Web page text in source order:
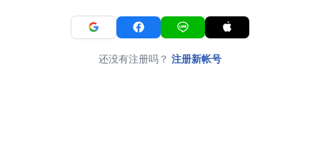
还没有注册吗？ 注册新帐号